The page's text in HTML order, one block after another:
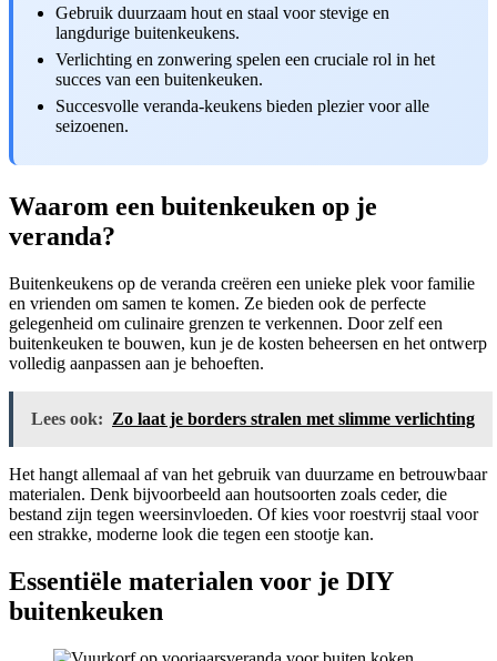
Gebruik duurzaam hout en staal voor stevige en
langdurige buitenkeukens.
Verlichting en zonwering spelen een cruciale rol in het
succes van een buitenkeuken.
Succesvolle veranda-keukens bieden plezier voor alle
seizoenen.
Waarom een buitenkeuken op je
veranda?
Buitenkeukens op de veranda creëren een unieke plek voor familie
en vrienden om samen te komen. Ze bieden ook de perfecte
gelegenheid om culinaire grenzen te verkennen. Door zelf een
buitenkeuken te bouwen, kun je de kosten beheersen en het ontwerp
volledig aanpassen aan je behoeften.
Lees ook: Zo laat je borders stralen met slimme verlichting
Het hangt allemaal af van het gebruik van duurzame en betrouwbaar
materialen. Denk bijvoorbeeld aan houtsoorten zoals ceder, die
bestand zijn tegen weersinvloeden. Of kies voor roestvrij staal voor
een strakke, moderne look die tegen een stootje kan.
Essentiële materialen voor je DIY
buitenkeuken